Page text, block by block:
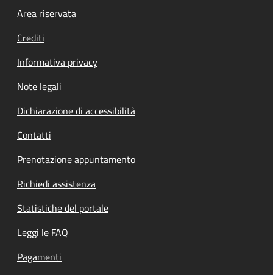
Footer menu
Area riservata
Crediti
Informativa privacy
Note legali
Dichiarazione di accessibilità
Contatti
Prenotazione appuntamento
Richiedi assistenza
Statistiche del portale
Leggi le FAQ
Pagamenti